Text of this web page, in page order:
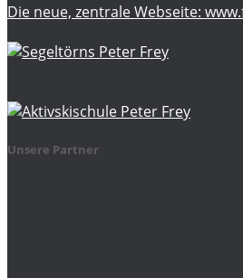
Die neue, zentrale Webseite:
Unsere Partner